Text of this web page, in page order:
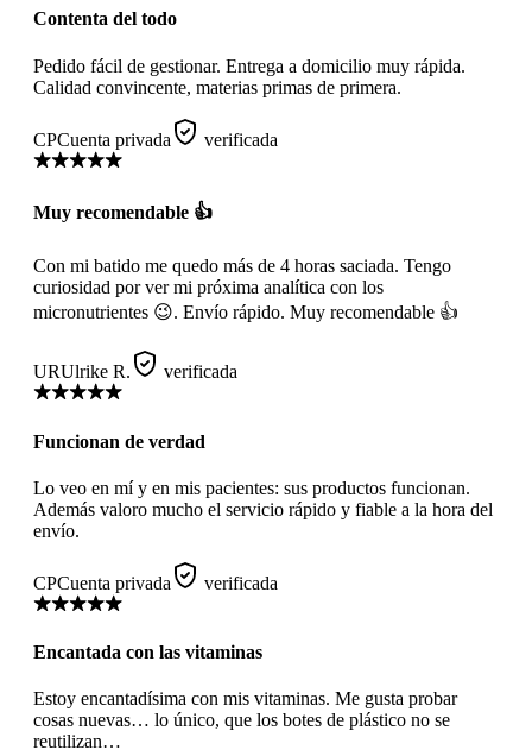
Contenta del todo
Pedido fácil de gestionar. Entrega a domicilio muy rápida.
Calidad convincente, materias primas de primera.
CPCuenta privada verificada
Muy recomendable 👍
Con mi batido me quedo más de 4 horas saciada. Tengo
curiosidad por ver mi próxima analítica con los
micronutrientes 😉. Envío rápido. Muy recomendable 👍
URUlrike R. verificada
Funcionan de verdad
Lo veo en mí y en mis pacientes: sus productos funcionan.
Además valoro mucho el servicio rápido y fiable a la hora del
envío.
CPCuenta privada verificada
Encantada con las vitaminas
Estoy encantadísima con mis vitaminas. Me gusta probar
cosas nuevas… lo único, que los botes de plástico no se
reutilizan…